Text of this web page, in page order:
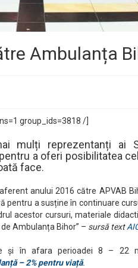
Ambulanța
group_ids=3818 /]
mulți reprezentanți ai
a oferi posibilitatea
face.
anului 2016 către APVAB
pentru a susține în continuare
acestor cursuri, materiale
Ambulanța Bihor” – sursă text
și în afara perioadei 8 – 22
– 2% pentru viață.